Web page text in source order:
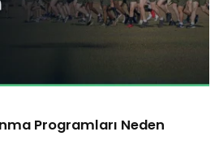
Programları Neden